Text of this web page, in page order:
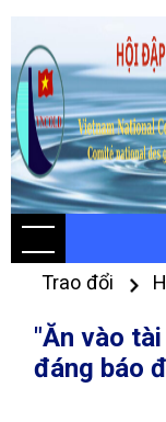
Trao đổi
"Ăn vào
đáng báo